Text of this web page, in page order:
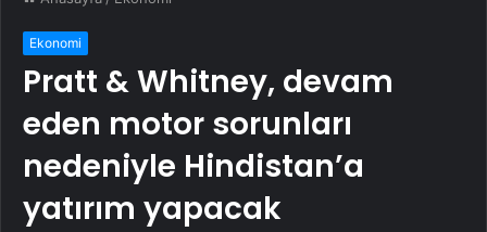
Ekonomi
Pratt & Whitney, devam
eden motor sorunları
nedeniyle Hindistan’a
yatırım yapacak